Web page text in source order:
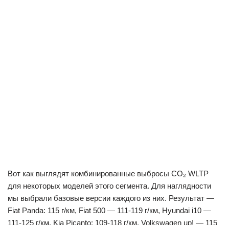
Вот как выглядят комбинированные выбросы CO₂ WLTP
для некоторых моделей этого сегмента. Для наглядности
мы выбрали базовые версии каждого из них. Результат —
Fiat Panda: 115 г/км, Fiat 500 — 111-119 г/км, Hyundai i10 —
111-125 г/км, Kia Picanto: 109-118 г/км, Volkswagen up! — 115